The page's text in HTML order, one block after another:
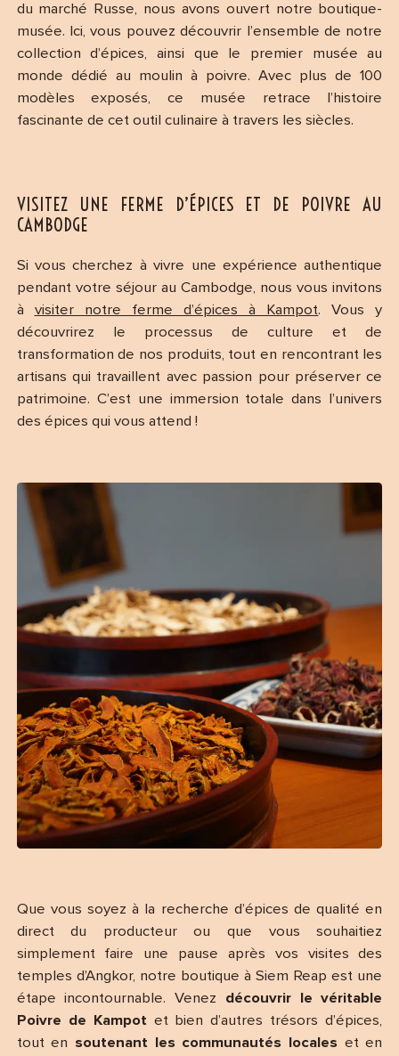
du marché Russe, nous avons ouvert notre boutique-
musée. Ici, vous pouvez découvrir l’ensemble de notre
collection d’épices, ainsi que le premier musée au
monde dédié au moulin à poivre. Avec plus de 100
modèles exposés, ce musée retrace l’histoire
fascinante de cet outil culinaire à travers les siècles.
VISITEZ UNE FERME D’ÉPICES ET DE POIVRE AU
CAMBODGE
Si vous cherchez à vivre une expérience authentique
pendant votre séjour au Cambodge, nous vous invitons
à visiter notre ferme d’épices à Kampot. Vous y
découvrirez le processus de culture et de
transformation de nos produits, tout en rencontrant les
artisans qui travaillent avec passion pour préserver ce
patrimoine. C’est une immersion totale dans l’univers
des épices qui vous attend !
Que vous soyez à la recherche d’épices de qualité en
direct du producteur ou que vous souhaitiez
simplement faire une pause après vos visites des
temples d’Angkor, notre boutique à Siem Reap est une
étape incontournable. Venez découvrir le véritable
Poivre de Kampotet bien d’autres trésors d’épices,
tout en soutenant les communautés locales et en